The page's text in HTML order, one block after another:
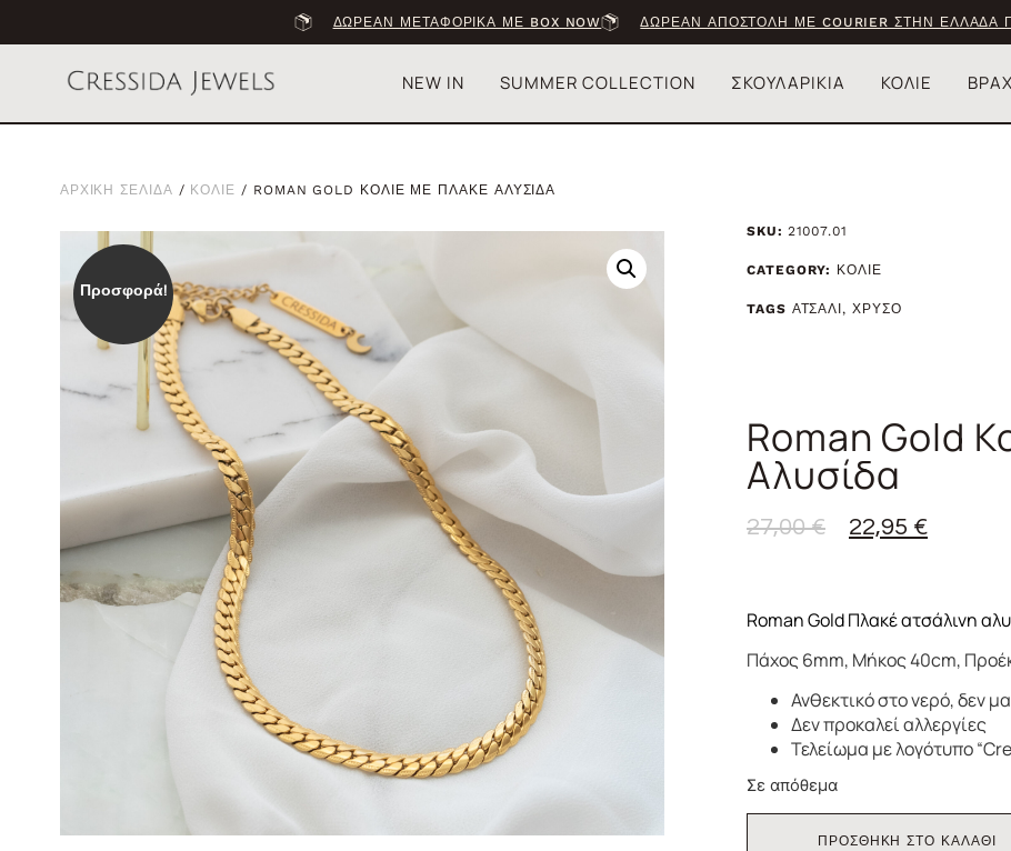
ΔΩΡΕΑΝ ΜΕΤΑΦΟΡΙΚΑ ΜΕ BOX NOW ΔΩΡΕΑΝ ΑΠΟΣΤΟΛΗ ΜΕ COURIER ΣΤΗΝ ΕΛΛΑΔΑ
NEW IN SUMMER COLLECTION ΣΚΟΥΛΑΡΙΚΙΑ ΚΟΛΙΕ
ΑΡΧΙΚΗ ΣΕΛΙΔΑ / ΚΟΛΙΕ / ROMAN GOLD ΚΟΛΙΕ ΜΕ ΠΛΑΚΕ ΑΛΥΣΙΔΑ
Προσφορά!
SKU: 21007.01
CATEGORY: ΚΟΛΙΕ
TAGS ΑΤΣΑΛΙ, ΧΡΥΣΟ
Roman Gold
Αλυσίδα
27,00€ 22,95 €
Roman Gold Πλακέ ατσάλινη
Πάχος 6mm, Μήκος 40cm,
Ανθεκτικό στο νερό, δεν
Δεν προκαλεί αλλεργίες
Τελείωμα με λογότυπο
Σε απόθεμα
ΠΡΟΣΘΗΚΗ ΣΤΟ ΚΑΛΑΘΙ